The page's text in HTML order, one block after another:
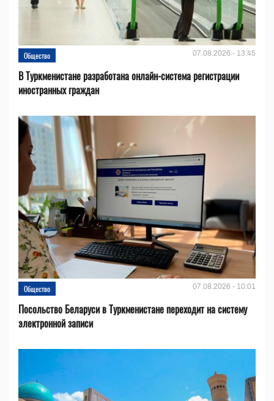
Общество 07.08.2026 - 13:45
В Туркменистане разработана онлайн-система регистрации
иностранных граждан
Общество 07.08.2026 - 10:01
Посольство Беларуси в Туркменистане переходит на систему
электронной записи